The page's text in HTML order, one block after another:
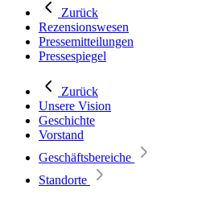
Zurück
Rezensionswesen
Pressemitteilungen
Pressespiegel
Zurück
Unsere Vision
Geschichte
Vorstand
Geschäftsbereiche
Standorte